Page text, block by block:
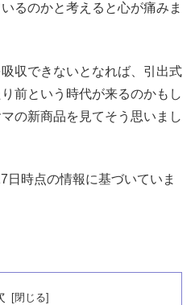
るのかと考えると心が痛みま
収できないとなれば、引出式
前という時代が来るのかもし
の新商品を見てそう思いまし
時点の情報に基づいていま